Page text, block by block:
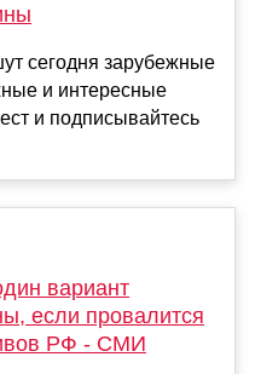
сегодня зарубежные
и интересные
и подписывайтесь
вариант
если провалится
РФ - СМИ